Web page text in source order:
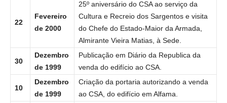
22
Fevereiro
de 2000
25º aniversário do CSA ao serviço da
Cultura e Recreio dos Sargentos e visita
do Chefe do Estado-Maior da Armada,
Almirante Vieira Matias, à Sede.
30
Dezembro
de 1999
Publicação em Diário da Republica da
venda do edifício ao CSA.
10
Dezembro
de 1999
Criação da portaria autorizando a venda
ao CSA, do edifício em Alfama.